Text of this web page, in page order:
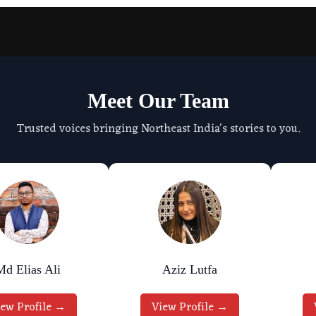
Meet Our Team
Trusted voices bringing Northeast India's stories to you.
Ali
→
Aziz Lutfa
View Profile →